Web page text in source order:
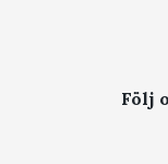
Följ